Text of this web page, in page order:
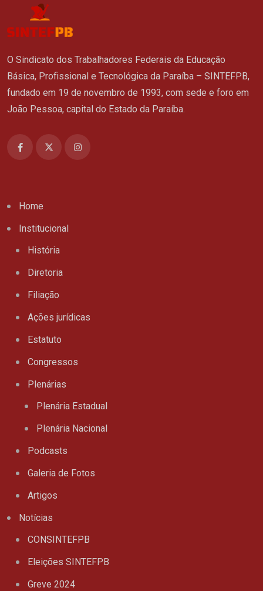
O Sindicato dos Trabalhadores Federais da Educação
Básica, Profissional e Tecnológica da Paraíba – SINTEFPB,
fundado em 19 de novembro de 1993, com sede e foro em
João Pessoa, capital do Estado da Paraíba.
Home
Institucional
História
Diretoria
Filiação
Ações jurídicas
Estatuto
Congressos
Plenárias
Plenária Estadual
Plenária Nacional
Podcasts
Galeria de Fotos
Artigos
Notícias
CONSINTEFPB
Eleições SINTEFPB
Greve 2024